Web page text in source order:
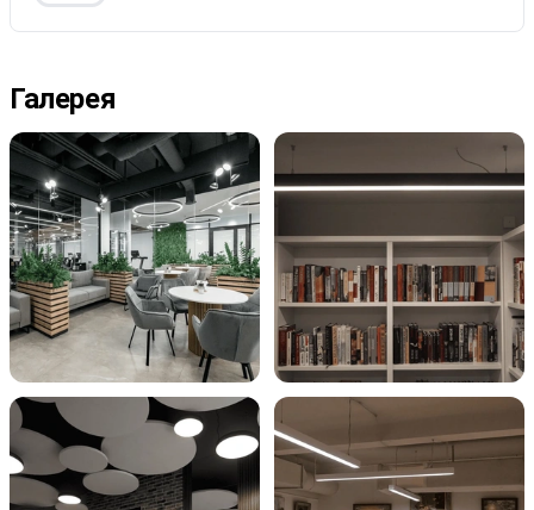
Галерея